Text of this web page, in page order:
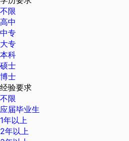
不限
高中
中专
大专
本科
硕士
博士
经验要求
不限
应届毕业生
1年以上
2年以上